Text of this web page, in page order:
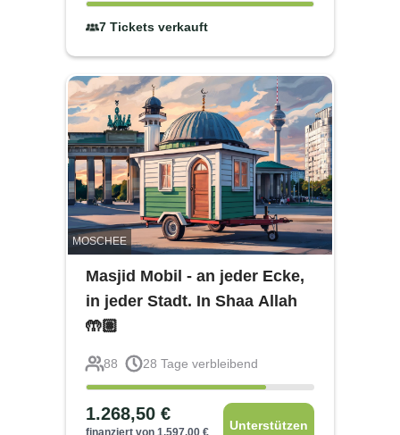
7 Tickets verkauft
MOSCHEE
Masjid Mobil - an jeder Ecke,
in jeder Stadt. In Shaa Allah
🤲🏽
88 28 Tage verbleibend
1.268,50 €
finanziert von 1.597,00 € Unterstützen